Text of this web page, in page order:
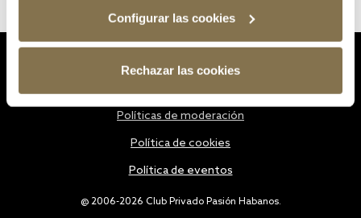
Configurar las cookies
Rechazar las cookies
@ 2006-2026 Club Privado Pasión Habanos.
Políticas de moderación
Política de cookies
Política de eventos